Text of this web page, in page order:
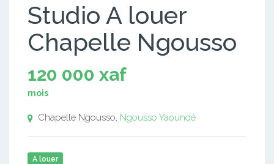
Studio A louer
Chapelle Ngousso
120 000 xaf
mois
Chapelle Ngousso, Ngousso Yaoundé
A louer